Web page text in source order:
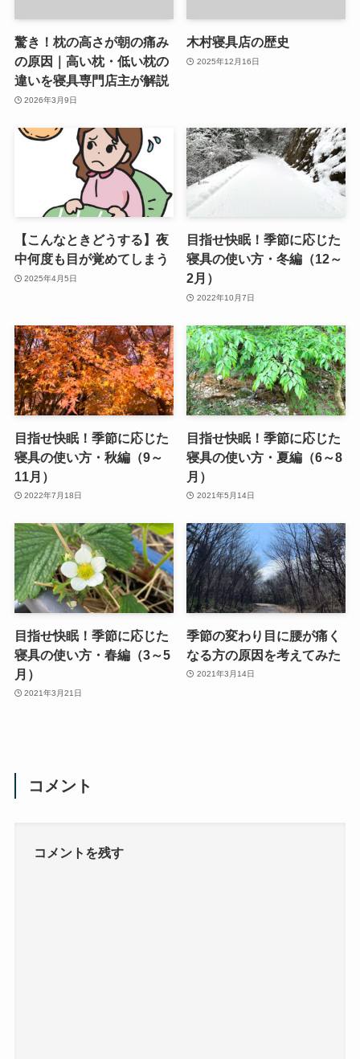
驚き！枕の高さが朝の痛み
の原因｜高い枕・低い枕の
違いを寝具専門店主が解説
2026年3月9日
木村寝具店の歴史
2025年12月16日
【こんなときどうする】夜
中何度も目が覚めてしまう
2025年4月5日
目指せ快眠！季節に応じた
寝具の使い方・冬編（12～
2月）
2022年10月7日
目指せ快眠！季節に応じた
寝具の使い方・秋編（9～
11月）
2022年7月18日
目指せ快眠！季節に応じた
寝具の使い方・夏編（6～8
月）
2021年5月14日
目指せ快眠！季節に応じた
寝具の使い方・春編（3～5
月）
2021年3月21日
季節の変わり目に腰が痛く
なる方の原因を考えてみた
2021年3月14日
コメント
コメントを残す